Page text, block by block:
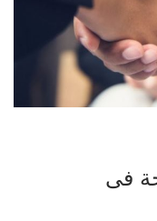
فى